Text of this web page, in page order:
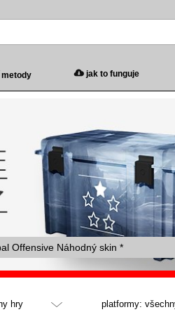
jak to funguje
Offensive Náhodný skin *
hry
platformy: